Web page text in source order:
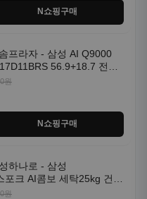
N쇼핑구매
프라자 - 삼성 AI Q9000
56.9+18.7 전국
원
N쇼핑구매
하나로 - 삼성
크 AI콤보 세탁25kg 건조
1등급
원